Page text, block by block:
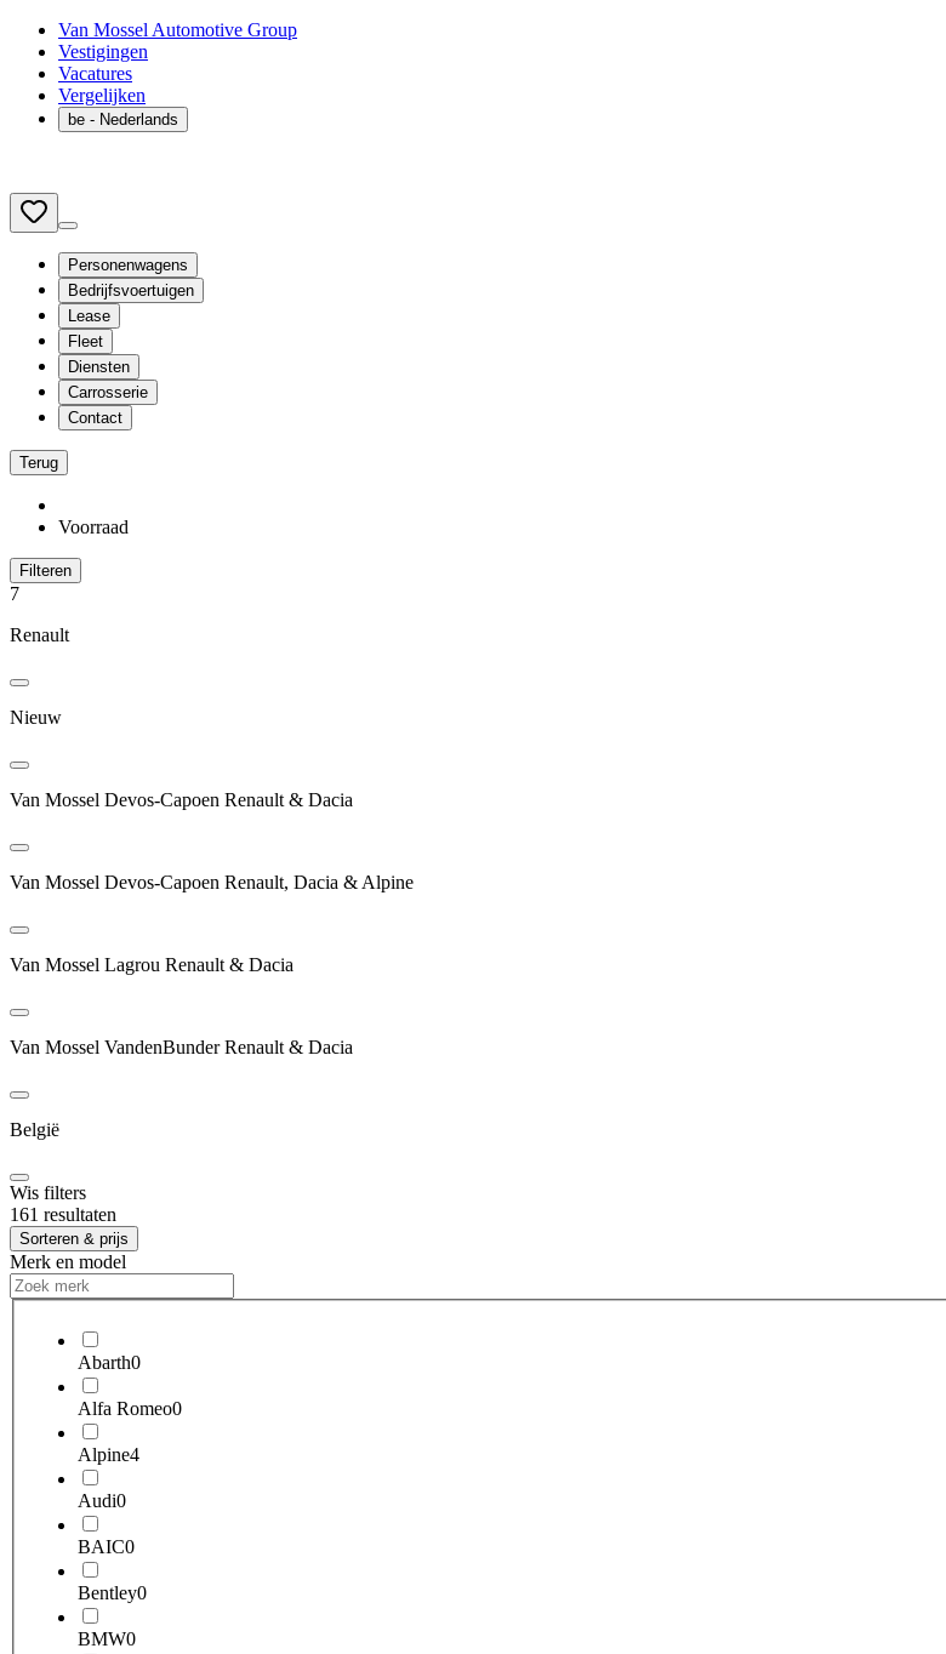
Van Mossel Automotive Group
Vestigingen
Vacatures
Vergelijken
be - Nederlands
Personenwagens
Bedrijfsvoertuigen
Lease
Fleet
Diensten
Carrosserie
Contact
Terug
Voorraad
Filteren
7
Renault
Nieuw
Van Mossel Devos-Capoen Renault & Dacia
Van Mossel Devos-Capoen Renault, Dacia & Alpine
Van Mossel Lagrou Renault & Dacia
Van Mossel VandenBunder Renault & Dacia
België
Wis filters
161 resultaten
Sorteren & prijs
Merk en model
Abarth0
Alfa Romeo0
Alpine4
Audi0
BAIC0
Bentley0
BMW0